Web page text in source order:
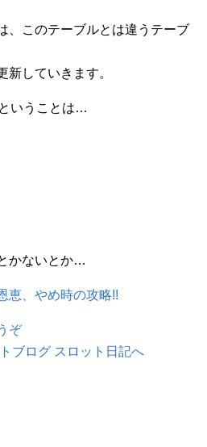
、このテーブルとは違うテーブ
新していきます。
いうことは…
かないとか…
恵、やめ時の攻略!!
ぞ